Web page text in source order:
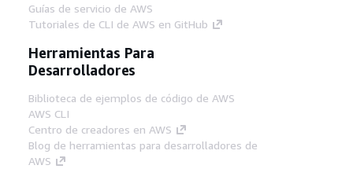
Guías de servicio de AWS
Tutoriales de CLI de AWS en GitHub
Herramientas Para
Desarrolladores
Biblioteca de ejemplos de código de AWS
AWS CLI
Centro de creadores en AWS
Blog de herramientas para desarrolladores de
AWS